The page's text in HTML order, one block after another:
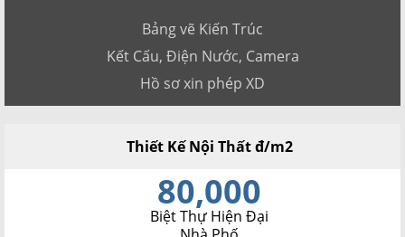
Bảng vẽ Kiến Trúc
Kết Cấu, Điện Nước, Camera
Hồ sơ xin phép XD
Thiết Kế Nội Thất đ/m2
80,000
Biệt Thự Hiện Đại